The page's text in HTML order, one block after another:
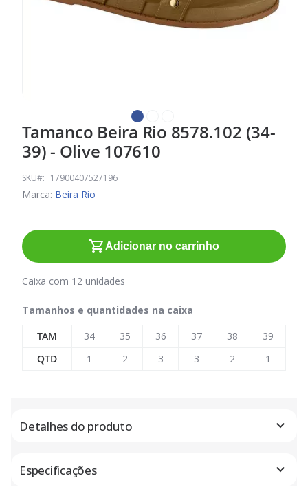
Saltar
para
o
início
da
imagens
Tamanco Beira Rio 8578.102 (34-
39) - Olive 107610
SKU 17900407527196
Marca: Beira Rio
Adicionar no carrinho
Caixa com 12 unidades
Tamanhos e quantidades na caixa
TAM
34 35 36 37 38
39
QTD
1 2 3 3 2 1
Detalhes do produto
Especificações